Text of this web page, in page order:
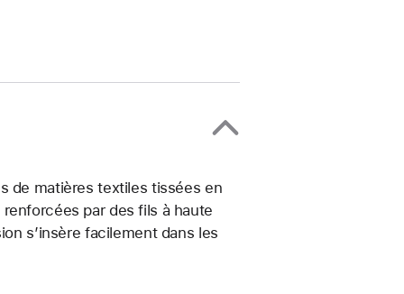
de matières textiles tissées en
par des fils à haute
s’insère facilement dans les